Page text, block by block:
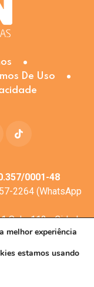
De Uso
0001-48
2264 (WhatsApp
Sala: 112 - Cidade
525
melhor experiência
estamos usando